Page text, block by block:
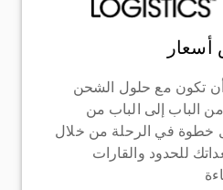
تكون مع حلول الشحن
الباب إلى الباب من
خطوة في الرحلة من خلال
للحدود والقارات